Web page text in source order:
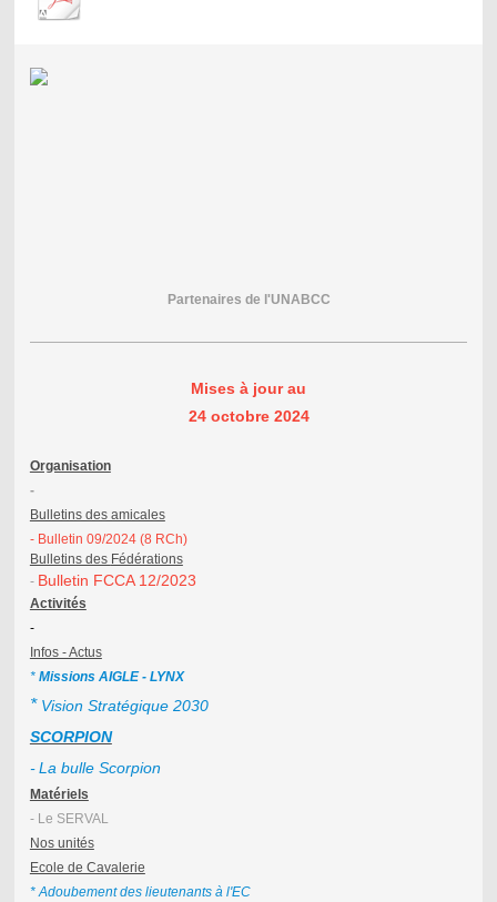
Partenaires de l'UNABCC
Mises à jour au
24 octobre 2024
Organisation
-
Bulletins des amicales
- Bulletin 09/2024 (8 RCh)
Bulletins des Fédérations
- Bulletin FCCA 12/2023
Activités
-
Infos - Actus
* Missions AIGLE - LYNX
* Vision Stratégique 2030
SCORPION
-La bulle Scorpion
Matériels
- Le SERVAL
Nos unités
Ecole de Cavalerie
* Adoubement des lieutenants à l'EC